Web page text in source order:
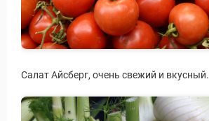
Салат Айсберг, очень свежий и вкусный.